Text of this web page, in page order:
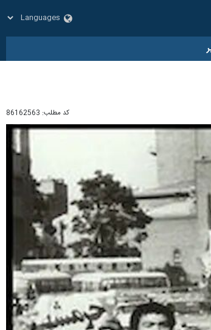
کد مطلب: 86162563